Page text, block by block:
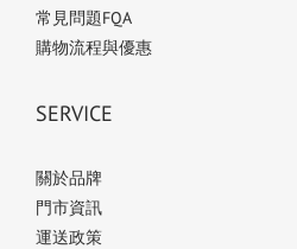
常見問題FQA
購物流程與優惠
SERVICE
關於品牌
門市資訊
運送政策